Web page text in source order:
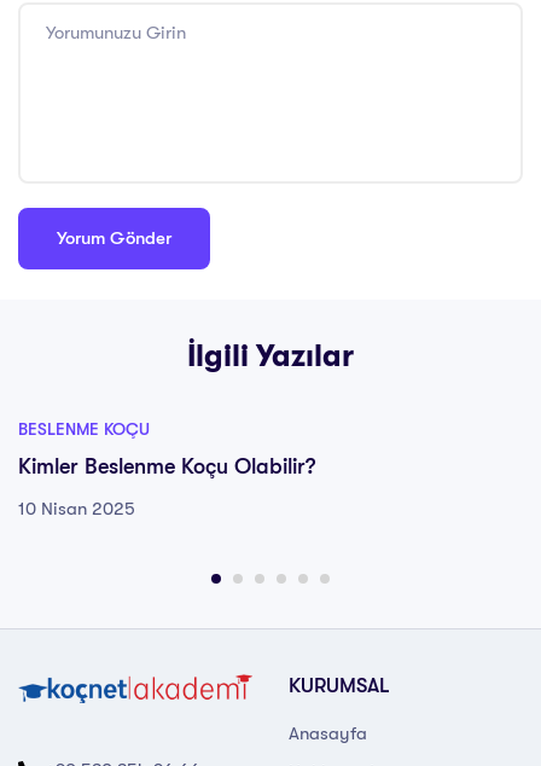
İlgili Yazılar
BESLENME KOÇU
Kimler Beslenme Koçu Olabilir?
10 Nisan 2025
KURUMSAL
Anasayfa